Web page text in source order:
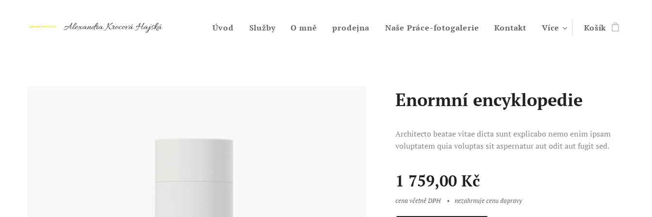
Alexandra Krocová Hajská Úvod Služby O mně prodejna Naše Práce-fotogalerie Kontakt Více Košík
Enormní encyklopedie
Architecto beatae vitae dicta sunt explicabo nemo enim ipsam
voluptatem quia voluptas sit aspernatur aut odit aut fugit sed.
1 759,00 Kč
cena včetně DPH nezahrnuje cenu dopravy